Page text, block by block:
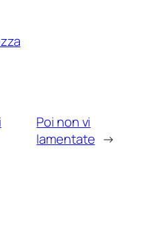
Poi non vi
lamentate →